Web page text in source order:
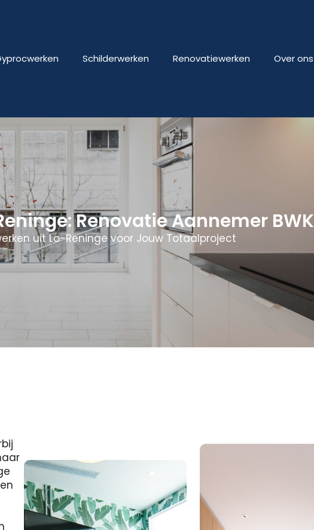
Schilderwerken Renovatiewerken Over ons
Renovatie Aannemer BWK
uit Lo-Reninge voor Jouw Totaalproject